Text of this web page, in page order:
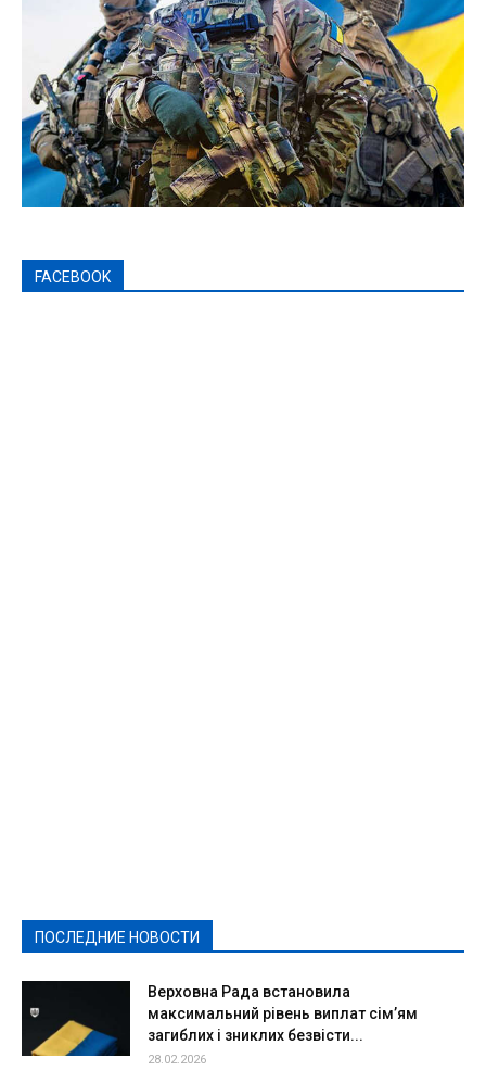
FACEBOOK
ПОСЛЕДНИЕ НОВОСТИ
Верховна Рада встановила
максимальний рівень виплат сім’ям
загиблих і зниклих безвісти...
28.02.2026